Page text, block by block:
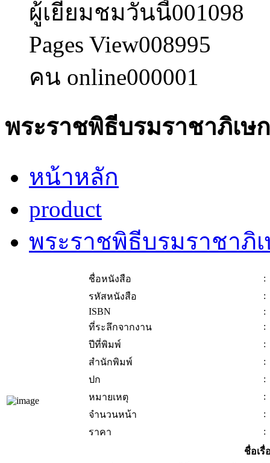
ผู้เยี่ยมชมวันนี้001098
Pages View008995
คน online000001
พระราชพิธีบรมราชาภิเษก
หน้าหลัก
product
พระราชพิธีบรมราชาภิ
ชื่อหนังสือ
:
รหัสหนังสือ
:
ISBN
:
ที่ระลึกจากงาน
:
ปีที่พิมพ์
:
สำนักพิมพ์
:
ปก
:
หมายเหตุ
:
จำนวนหน้า
:
ราคา
:
ชื่อเรื่